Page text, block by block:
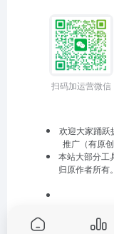
扫码加运营微信
欢迎大家踊跃
推广（有原
本站大部分工
归原作者所有